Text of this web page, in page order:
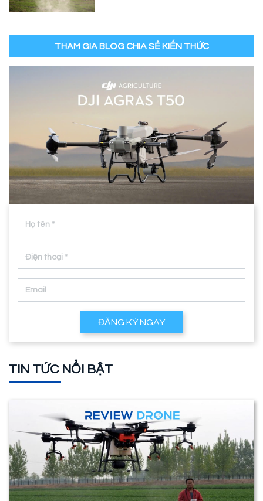
THAM GIA BLOG CHIA SẺ KIẾN THỨC
ĐĂNG KÝ NGAY
TIN TỨC NỔI BẬT